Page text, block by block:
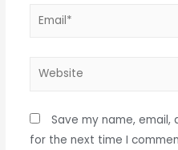
Email*
Website
Save my name, email,
for the next time I